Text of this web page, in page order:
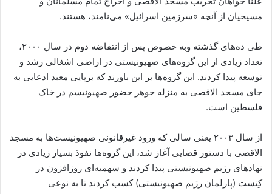
مسیحیان از آنچه «سرزمین اسرائیل» می‌نامند، هستند.
طی ده‌های گذشته وبه خصوص پس از انتفاضه دوم در سال ۲۰۰۰،
تعداد زیادی از این گروه‌های صهیونیستی در اراضی اشغالی رشد و
توسعه پیدا کردند. این گروه‌ها بر این باورند که برپایی معبد ادعایی به
جای مسجد الاقصی به منزله جوهر حضور صهیونیسم در خاک
فلسطین است.
از سال ۲۰۰۳ یعنی سالی که ورود غیرقانونی صهیونیست‌ها به مسجد
الاقصی با دستور قضایی آغاز شد، این گروه‌ها نفوذ بسیار زیادی در
نهادهای رژیم صهیونیستی پیدا کردند و سهمیه‌ای روزافزون در
کِنست (پارلمان رژیم صهیونیستی) کسب کردند تا به نوعی